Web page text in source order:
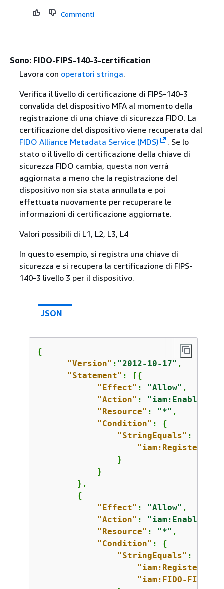
Commenti
Sono: FIDO-FIPS-140-3-certification
Lavora con operatori stringa.
Verifica il livello di certificazione di FIPS-140-3
convalida del dispositivo MFA al momento della
registrazione di una chiave di sicurezza FIDO. La
certificazione del dispositivo viene recuperata dal
FIDO Alliance Metadata Service (MDS)
. Se lo
stato o il livello di certificazione della chiave di
sicurezza FIDO cambia, questa non verrà
aggiornata a meno che la registrazione del
dispositivo non sia stata annullata e poi
effettuata nuovamente per recuperare le
informazioni di certificazione aggiornate.
Valori possibili di L1, L2, L3, L4
In questo esempio, si registra una chiave di
sicurezza e si recupera la certificazione di FIPS-
140-3 livello 3 per il dispositivo.
JSON
{
"Version" : "2012-10-17" ,
"Statement" : [{
"Effect" : "Allow" ,
"Action" :
"Resource" : "*" ,
"Condition" : {
"StringEquals" :
                }
            }
        },
{
"Effect" : "Allow" ,
"Action" :
"Resource" : "*" ,
"Condition" : {
"StringEquals" :
"iam:FIDO-